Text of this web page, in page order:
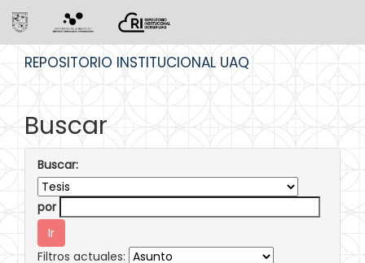
REPOSITORIO INSTITUCIONAL UAQ
Buscar
Buscar:
por
Filtros actuales: